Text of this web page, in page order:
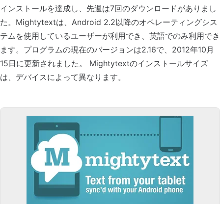
インストールを達成し、先週は7回のダウンロードがありまし
た。Mightytextは、Android 2.2以降のオペレーティングシス
テムを使用しているユーザーが利用でき、英語でのみ利用でき
ます。プログラムの現在のバージョンは2.16で、2012年10月
15日に更新されました。 Mightytextのインストールサイズ
は、デバイスによって異なります。